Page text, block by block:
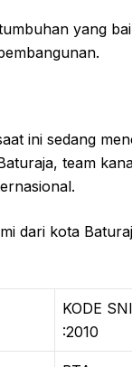
yang
ini sedang
team
dari kota
KODE
:2010